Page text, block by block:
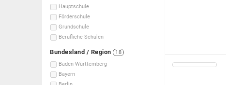
Hauptschule
Förderschule
Grundschule
Berufliche Schulen
Bundesland / Region
18
Baden-Württemberg
Bayern